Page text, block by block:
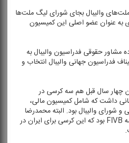
والیبال بجای شورای لیگ ملت‌ها
به عنوان عضو اصلی این كمیسیون
مشاور حقوقی فدراسیون والیبال به
فدراسیون جهانی والیبال انتخاب و
چهار سال قبل هم سه كرسی در
داشت كه شامل كمیسیون مالی،
و شورای والیبال بود. البته محمدرضا
داورزنی هم عضو هیات رئیسه FIVB بود كه این كرسی برای ایران در